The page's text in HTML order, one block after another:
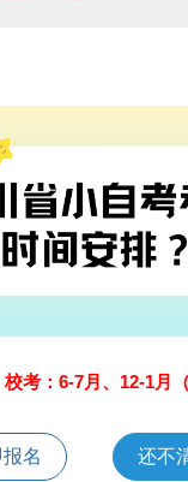
考：6-7月、12-1月
名 还不